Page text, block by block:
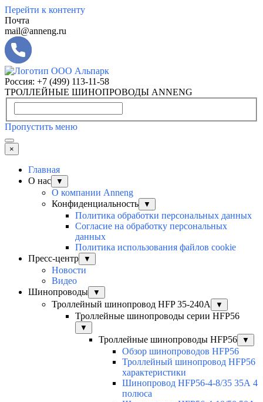
Перейти к контенту
Почта
mail@anneng.ru
Россия: +7 (499) 113-11-58
ТРОЛЛЕЙНЫЕ ШИНОПРОВОДЫ ANNENG
Пропустить меню
×
Главная
О нас
▼
О компании Anneng
Конфиденциальность
▼
Политика обработки персональных данных
Согласие на обработку персональных
данных
Политика использования файлов cookie
Пресс-центр
▼
Новости
Видео
Шинопроводы
▼
Троллейный шинопровод HFP 35-240А ▼
Троллейные шинопроводы серии HFP56
▼
Троллейные шинопроводы HFP56 ▼
Обзор шинопроводов HFP56
Троллейный шинопровод HFP56
характеристики
Шинопровод HFP56-4-8/35 35А 4
полюса